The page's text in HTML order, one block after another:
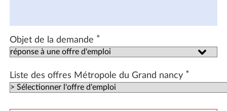
Objet de la demande *
Liste des offres Métropole du Grand nancy *